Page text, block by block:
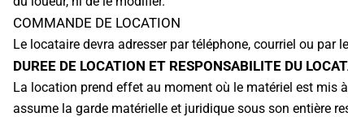
COMMANDE DE LOCATION
Le locataire devra adresser par téléphone, courriel ou par
DUREE DE LOCATION ET RESPONSABILITE DU
La location prend effet au moment où le matériel est mis
assume la garde matérielle et juridique sous son entière